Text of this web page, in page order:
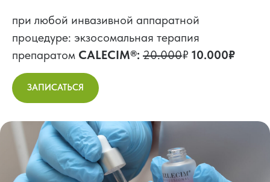
при любой инвазивной аппаратной
процедуре: экзосомальная терапия
препаратом CALECIM®: 20.000₽ 10.000₽
ЗАПИСАТЬСЯ